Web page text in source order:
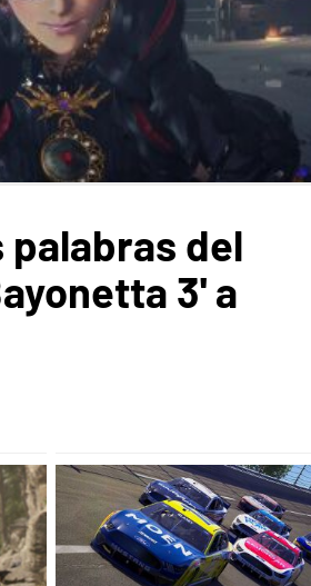
palabras del
3' a